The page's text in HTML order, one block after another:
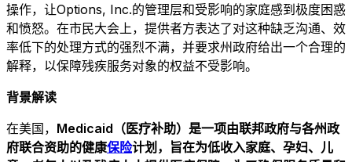
操作，让Options, Inc.的管理层和受影响的家庭感到极度困惑
和愤怒。在市民大会上，提供者方表达了对这种缺乏沟通、效
率低下的处理方式的强烈不满，并要求州政府给出一个合理的
解释，以保障残疾服务对象的权益不受影响。
背景解读
在美国， Medicaid（医疗补助） 是一项由联邦政府与各州政
府联合资助的健康保险计划，旨在为低收入家庭、孕妇、儿